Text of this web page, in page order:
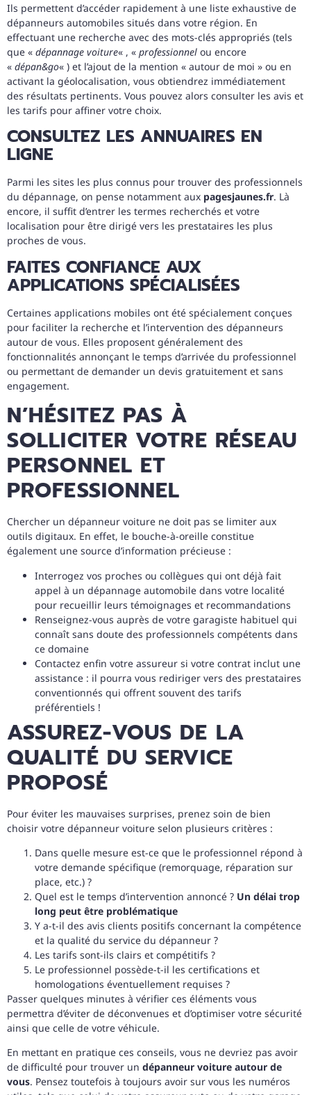
Ils permettent d’accéder rapidement à une liste exhaustive de
dépanneurs automobiles situés dans votre région. En
effectuant une recherche avec des mots-clés appropriés (tels
que « dépannage voiture« , « professionnel ou encore
« dépan&go« ) et l’ajout de la mention « autour de moi » ou en
activant la géolocalisation, vous obtiendrez immédiatement
des résultats pertinents. Vous pouvez alors consulter les avis et
les tarifs pour affiner votre choix.
CONSULTEZ LES ANNUAIRES EN
LIGNE
Parmi les sites les plus connus pour trouver des professionnels
du dépannage, on pense notamment aux pagesjaunes.fr. Là
encore, il suffit d’entrer les termes recherchés et votre
localisation pour être dirigé vers les prestataires les plus
proches de vous.
FAITES CONFIANCE AUX
APPLICATIONS SPÉCIALISÉES
Certaines applications mobiles ont été spécialement conçues
pour faciliter la recherche et l’intervention des dépanneurs
autour de vous. Elles proposent généralement des
fonctionnalités annonçant le temps d’arrivée du professionnel
ou permettant de demander un devis gratuitement et sans
engagement.
N’HÉSITEZ PAS À
SOLLICITER VOTRE RÉSEAU
PERSONNEL ET
PROFESSIONNEL
Chercher un dépanneur voiture ne doit pas se limiter aux
outils digitaux. En effet, le bouche-à-oreille constitue
également une source d’information précieuse :
Interrogez vos proches ou collègues qui ont déjà fait
appel à un dépannage automobile dans votre localité
pour recueillir leurs témoignages et recommandations
Renseignez-vous auprès de votre garagiste habituel qui
connaît sans doute des professionnels compétents dans
ce domaine
Contactez enfin votre assureur si votre contrat inclut une
assistance : il pourra vous rediriger vers des prestataires
conventionnés qui offrent souvent des tarifs
préférentiels !
ASSUREZ-VOUS DE LA
QUALITÉ DU SERVICE
PROPOSÉ
Pour éviter les mauvaises surprises, prenez soin de bien
choisir votre dépanneur voiture selon plusieurs critères :
Dans quelle mesure est-ce que le professionnel répond à
votre demande spécifique (remorquage, réparation sur
place, etc.) ?
Quel est le temps d’intervention annoncé ? Un délai trop
long peut être problématique
Y a-t-il des avis clients positifs concernant la compétence
et la qualité du service du dépanneur ?
Les tarifs sont-ils clairs et compétitifs ?
Le professionnel possède-t-il les certifications et
homologations éventuellement requises ?
Passer quelques minutes à vérifier ces éléments vous
permettra d’éviter de déconvenues et d’optimiser votre sécurité
ainsi que celle de votre véhicule.
En mettant en pratique ces conseils, vous ne devriez pas avoir
de difficulté pour trouver un dépanneur voiture autour de
vous. Pensez toutefois à toujours avoir sur vous les numéros